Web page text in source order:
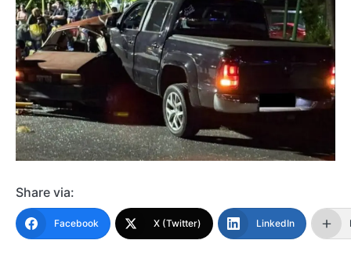
Share via:
Facebook X (Twitter) LinkedIn